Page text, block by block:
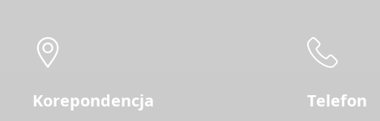
Korepondencja Telefon